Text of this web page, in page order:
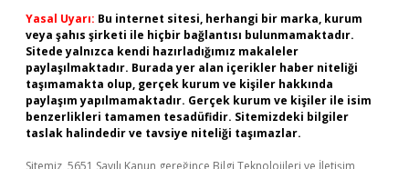
Yasal Uyarı: Bu internet sitesi, herhangi bir marka, kurum
veya şahıs şirketi ile hiçbir bağlantısı bulunmamaktadır.
Sitede yalnızca kendi hazırladığımız makaleler
paylaşılmaktadır. Burada yer alan içerikler haber niteliği
taşımamakta olup, gerçek kurum ve kişiler hakkında
paylaşım yapılmamaktadır. Gerçek kurum ve kişiler ile isim
benzerlikleri tamamen tesadüfidir. Sitemizdeki bilgiler
taslak halindedir ve tavsiye niteliği taşımazlar.
Sitemiz, 5651 Sayılı Kanun gereğince Bilgi Teknolojileri ve İletişim